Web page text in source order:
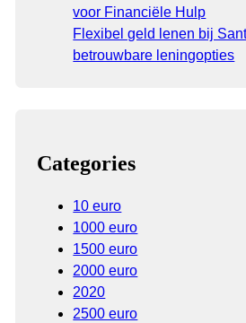
voor Financiële Hulp
Flexibel geld lenen bij
betrouwbare leningopties
Categories
10 euro
1000 euro
1500 euro
2000 euro
2020
2500 euro